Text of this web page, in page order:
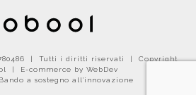
| Tutti i diritti riservati | Copyright
|
E-commerce by WebDev
a sostegno all'innovazione